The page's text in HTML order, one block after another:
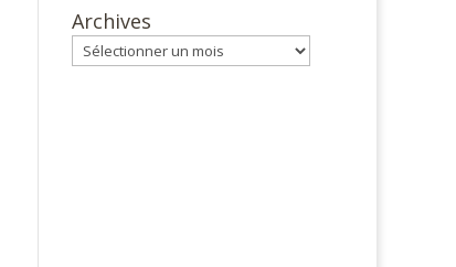
Archives